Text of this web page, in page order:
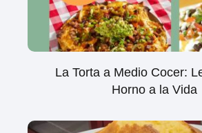
La Torta a Medio Cocer:
Horno a la Vida